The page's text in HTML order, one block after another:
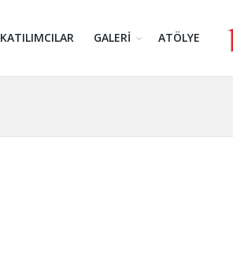
KATILIMCILAR GALERİ ATÖLYE